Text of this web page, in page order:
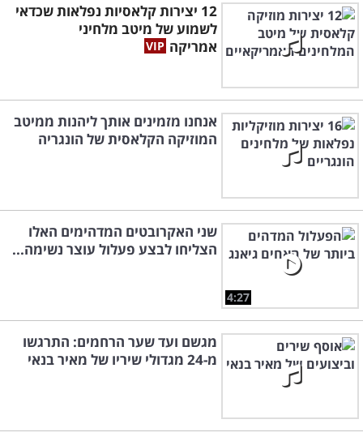
12 יצירות קלאסיות נפלאות שכדאי
לשמוע של מיטב מלחיני
אמריקה
אנחנו מזמינים אותך ליהנות ממיטב
המוזיקה הקלאסית של הונגריה
4:27
שני האקרובטים המדהימים האלו
הצליחו לבצע פעלול עוצר נשימה...
מגשם ועד שער הרחמים: התרגשו
מ-24 מגדולי שיריו של מאיר בנאי